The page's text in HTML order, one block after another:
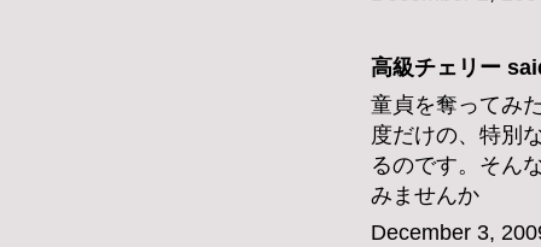
高級チェリー
童貞を奪ってみ
度だけの、特別
るのです。そん
みませんか
December 3,